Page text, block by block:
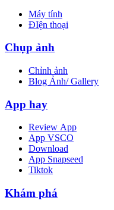
Máy tính
ĐIện thoại
Chụp ảnh
Chỉnh ảnh
Blog Ảnh/ Gallery
App hay
Review App
App VSCO
Download
App Snapseed
Tiktok
Khám phá